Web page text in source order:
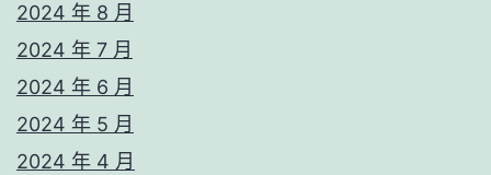
2024 年 8 月
2024 年 7 月
2024 年 6 月
2024 年 5 月
2024 年 4 月